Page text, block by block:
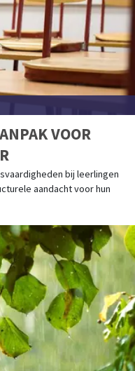
VOOR
bij leerlingen
aandacht voor hun